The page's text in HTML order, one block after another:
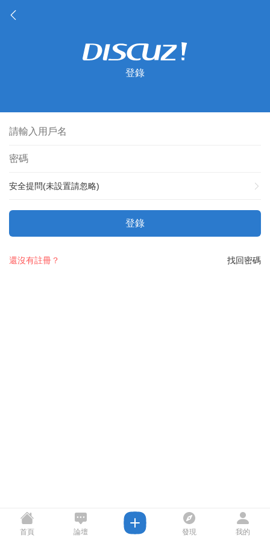
登錄
安全提問(未設置請忽略)
登錄
找回密碼
還沒有註冊？
首頁 論壇 發現 我的